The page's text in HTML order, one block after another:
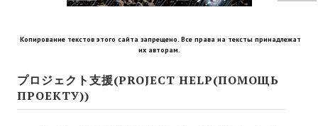
Aliens versus Predator 1 Remaster Fan Edition
Age of Pirates: Caribbean Tales Remaster Fan Edition
Корсары 3 Сундук мертвеца Remaster Fan Edition
Копирование текстов этого сайта запрещено. Все права на тексты принадлежат
их авторам.
プロジェクト支援(PROJECT HELP(ПОМОЩЬ
ПРОЕКТУ))